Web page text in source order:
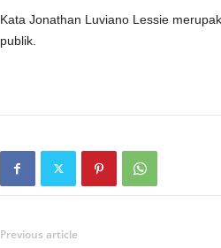
Kata Jonathan Luviano Lessie
publik.
Previous article